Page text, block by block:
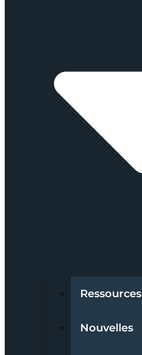
Ressources
Nouvelles